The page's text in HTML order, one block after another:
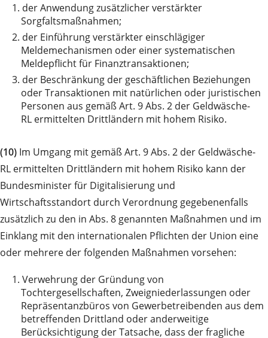
1. der Anwendung zusätzlicher verstärkter
Sorgfaltsmaßnahmen;
2. der Einführung verstärkter einschlägiger
Meldemechanismen oder einer systematischen
Meldepflicht für Finanztransaktionen;
3. der Beschränkung der geschäftlichen Beziehungen
oder Transaktionen mit natürlichen oder juristischen
Personen aus gemäß Art. 9 Abs. 2 der Geldwäsche-
RL ermittelten Drittländern mit hohem Risiko.
(10) Im Umgang mit gemäß Art. 9 Abs. 2 der Geldwäsche-
RL ermittelten Drittländern mit hohem Risiko kann der
Bundesminister für Digitalisierung und
Wirtschaftsstandort durch Verordnung gegebenenfalls
zusätzlich zu den in Abs. 8 genannten Maßnahmen und im
Einklang mit den internationalen Pflichten der Union eine
oder mehrere der folgenden Maßnahmen vorsehen:
1. Verwehrung der Gründung von
Tochtergesellschaften, Zweigniederlassungen oder
Repräsentanzbüros von Gewerbetreibenden aus dem
betreffenden Drittland oder anderweitige
Berücksichtigung der Tatsache, dass der fragliche